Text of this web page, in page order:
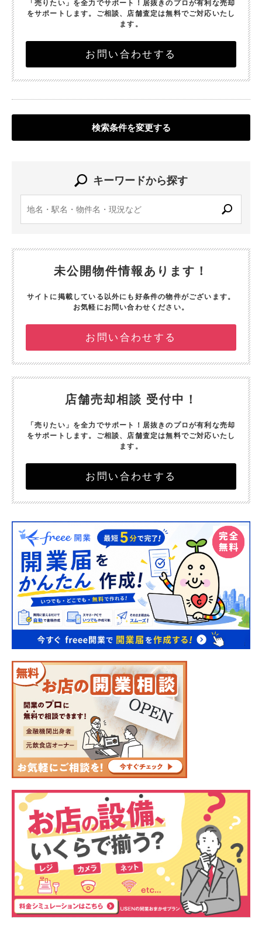
「売りたい」を全力でサポート！ 居抜きのプロが有利な売却
をサポートします。 ご相談、店舗査定は無料でご対応いたし
ます。
お問い合わせする
検索条件を変更する
キーワードから探す
未公開物件情報あります！
サイトに掲載している以外にも好条件の物件がございます。
お気軽にお問い合わせください。
お問い合わせする
店舗売却相談 受付中！
「売りたい」を全力でサポート！ 居抜きのプロが有利な売却
をサポートします。 ご相談、店舗査定は無料でご対応いたし
ます。
お問い合わせする